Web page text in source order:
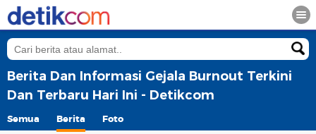
Berita Dan Informasi Gejala Burnout Terkini
Dan Terbaru Hari Ini - Detikcom
Semua Berita Foto